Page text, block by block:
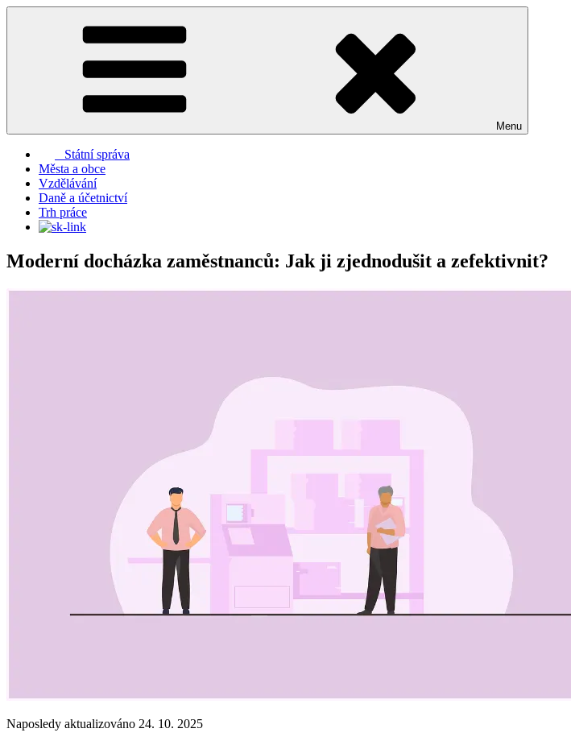
Přejít
Menu
Státní správa
Města a obce
Vzdělávání
Daně a účetnictví
Trh práce
Moderní docházka zaměstnanců: Jak ji zjednodušit a zefektivnit?
Naposledy aktualizováno 24. 10. 2025